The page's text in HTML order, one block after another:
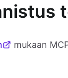
mukaan